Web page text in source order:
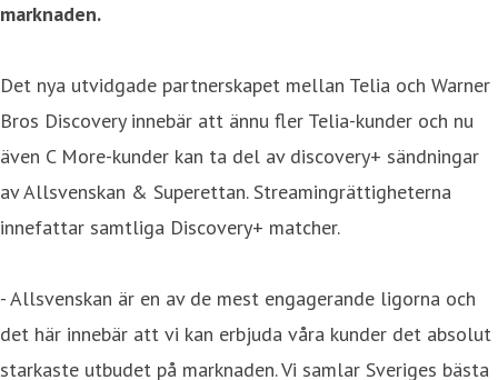
marknaden.
Det nya utvidgade partnerskapet mellan Telia och Warner
Bros Discovery innebär att ännu fler Telia-kunder och nu
även C More-kunder kan ta del av discovery+ sändningar
av Allsvenskan & Superettan. Streamingrättigheterna
innefattar samtliga Discovery+ matcher.
- Allsvenskan är en av de mest engagerande ligorna och
det här innebär att vi kan erbjuda våra kunder det absolut
starkaste utbudet på marknaden. Vi samlar Sveriges bästa